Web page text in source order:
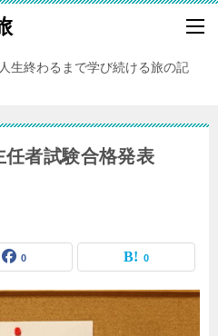
生終わるまで学び続ける旅の記
者試験合格発表
0 0